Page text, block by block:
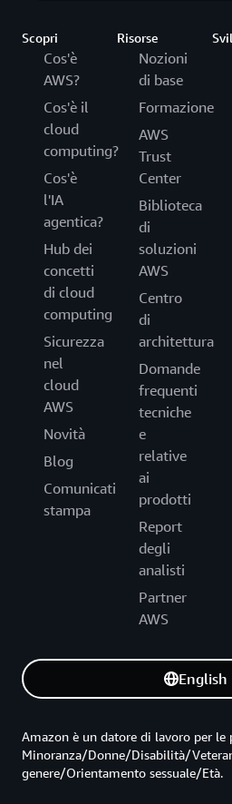
Scopri
Cos'è
AWS?
Cos'è il
cloud
computing?
Cos'è
l'IA
agentica?
Hub dei
concetti
di cloud
computing
Sicurezza
nel
cloud
AWS
Novità
Blog
Comunicati
stampa
Risorse
Nozioni
di base
Formazione
AWS
Trust
Center
Biblioteca
di
soluzioni
AWS
Centro
di
architettura
Domande
frequenti
tecniche
e
relative
ai
prodotti
Report
degli
analisti
Partner
AWS
English
Amazon è un datore di lavoro per le
Minoranza/Donne/Disabilità/
genere/Orientamento sessuale/Età.